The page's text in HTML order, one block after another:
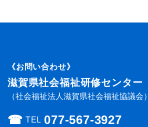
《お問い合わせ》
滋賀県社会福祉研修センター
（社会福祉法人滋賀県社会福祉協議会）
☎︎ TEL 077-567-3927